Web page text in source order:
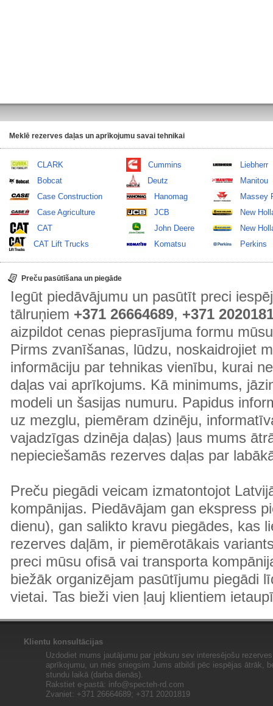
Meklē rezerves daļas un aprīkojumu savai tehnikai
CLARK
Bobcat
Case Construction
Case Agriculture
CAT
CAT Lift Trucks
Cummins
Deutz
Hanomag
JCB
John Deere
Komatsu
Liebherr
Manitou
Massey
New
New
Perkins
Preču pasūtīšana un piegāde
Iegūt piedāvājumu un pasūtīt preci
tālruņiem +371 26664689, +371
aizpildot cenas pieprasījuma formu
Pirms zvanīšanas, lūdzu, noskaidrojiet
informāciju par tehnikas vienību, kurai
daļas vai aprīkojums. Kā minimums,
modeli un šasijas numuru. Papidus
uz mezglu, piemēram dzinēju,
vajadzīgas dzinēja daļas) ļaus mums
nepieciešamās rezerves daļas par
Preču piegādi veicam izmatontojot
kompānijas. Piedāvājam gan ekspress
dienu), gan salikto kravu piegādes, kas
rezerves daļām, ir piemērotākais
preci mūsu ofisā vai transporta
biežāk organizējam pasūtījumu piegādi
vietai. Tas bieži vien ļauj klientiem
Klientu konsultācijas
Uzdodiet mums jautājumu par jebkuru sev interesējošu
aprīkojumu, un mēs sniegsim Jums atbildi pēc iespējas ātrāk,
stundu laikā (darba dienās).
Rakstiet e-pastā: info@specteh-rd.com
Zvaniet: +371 26664689; +371 20201819